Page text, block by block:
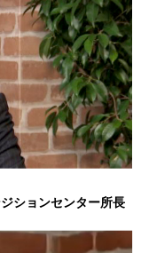
ションセンター所長